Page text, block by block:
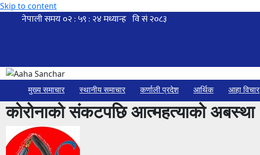
Skip to content
मुख्य समाचार स्थानीय समाचार कर्णाली प्रदेश आर्थिक आहा विचार
कोरोनाको संकटपछि आत्महत्याको अबस्था